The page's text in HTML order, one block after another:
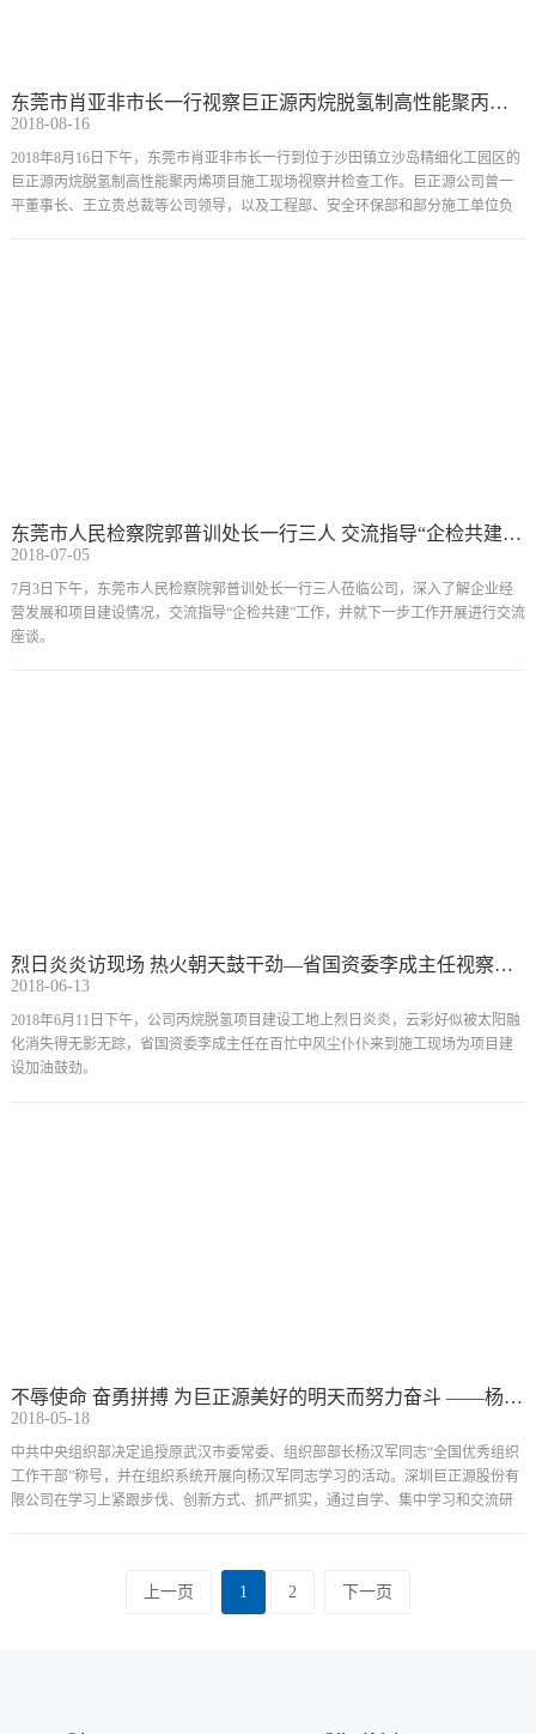
东莞市肖亚非市长一行视察巨正源丙烷脱氢制高性能聚丙烯项目施工现场
2018-08-16
2018年8月16日下午，东莞市肖亚非市长一行到位于沙田镇立沙岛精细化工园区的
巨正源丙烷脱氢制高性能聚丙烯项目施工现场视察并检查工作。巨正源公司曾一
平董事长、王立贵总裁等公司领导，以及工程部、安全环保部和部分施工单位负
东莞市人民检察院郭普训处长一行三人 交流指导“企检共建”工作
2018-07-05
7月3日下午，东莞市人民检察院郭普训处长一行三人莅临公司，深入了解企业经
营发展和项目建设情况，交流指导“企检共建”工作，并就下一步工作开展进行交流
座谈。
烈日炎炎访现场 热火朝天鼓干劲—省国资委李成主任视察巨正源丙烷脱氢项目施工现场
2018-06-13
2018年6月11日下午，公司丙烷脱氢项目建设工地上烈日炎炎，云彩好似被太阳融
化消失得无影无踪，省国资委李成主任在百忙中风尘仆仆来到施工现场为项目建
设加油鼓劲。
不辱使命 奋勇拼搏 为巨正源美好的明天而努力奋斗 ——杨汉军同志先进事迹在广大党员干部中引起强烈反响
2018-05-18
中共中央组织部决定追授原武汉市委常委、组织部部长杨汉军同志“全国优秀组织
工作干部”称号，并在组织系统开展向杨汉军同志学习的活动。深圳巨正源股份有
限公司在学习上紧跟步伐、创新方式、抓严抓实，通过自学、集中学习和交流研
上一页 1 2 下一页